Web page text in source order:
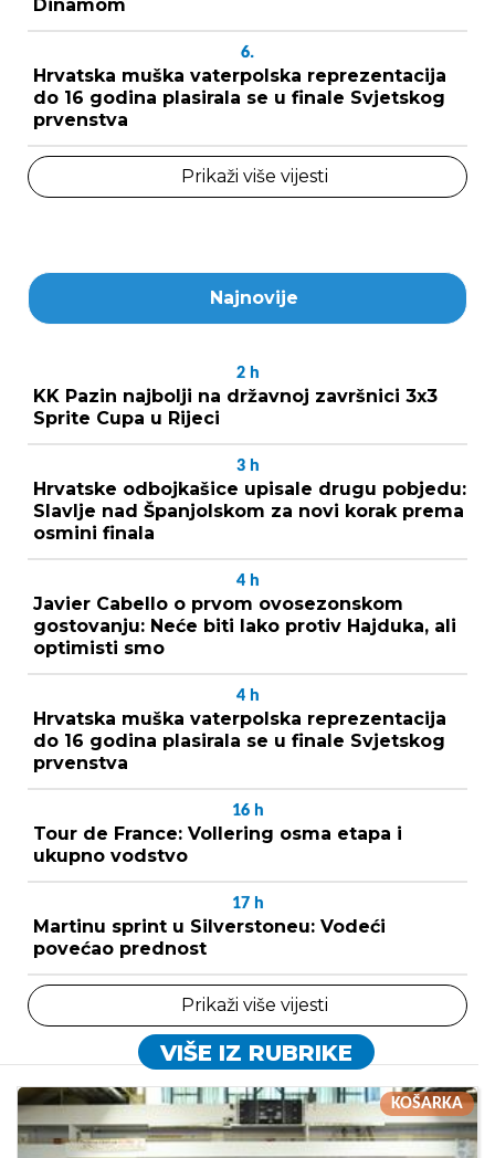
Dinamom
6.
Hrvatska muška vaterpolska reprezentacija
do 16 godina plasirala se u finale Svjetskog
prvenstva
Prikaži više vijesti
Najnovije
2 h
KK Pazin najbolji na državnoj završnici 3x3
Sprite Cupa u Rijeci
3 h
Hrvatske odbojkašice upisale drugu pobjedu:
Slavlje nad Španjolskom za novi korak prema
osmini finala
4 h
Javier Cabello o prvom ovosezonskom
gostovanju: Neće biti lako protiv Hajduka, ali
optimisti smo
4 h
Hrvatska muška vaterpolska reprezentacija
do 16 godina plasirala se u finale Svjetskog
prvenstva
16 h
Tour de France: Vollering osma etapa i
ukupno vodstvo
17 h
Martinu sprint u Silverstoneu: Vodeći
povećao prednost
Prikaži više vijesti
VIŠE IZ RUBRIKE
KOŠARKA